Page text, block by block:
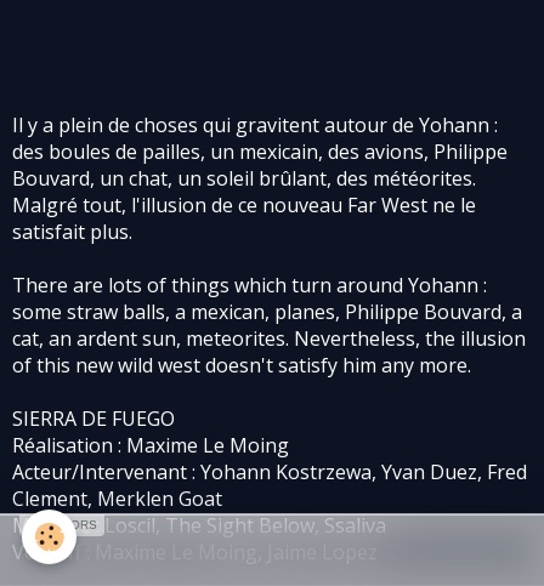
Il y a plein de choses qui gravitent autour de Yohann :
des boules de pailles, un mexicain, des avions, Philippe
Bouvard, un chat, un soleil brûlant, des météorites.
Malgré tout, l'illusion de ce nouveau Far West ne le
satisfait plus.
There are lots of things which turn around Yohann :
some straw balls, a mexican, planes, Philippe Bouvard, a
cat, an ardent sun, meteorites. Nevertheless, the illusion
of this new wild west doesn't satisfy him any more.
SIERRA DE FUEGO
Réalisation : Maxime Le Moing
Acteur/Intervenant : Yohann Kostrzewa, Yvan Duez, Fred
Clement, Merklen Goat
Musique : Loscil, The Sight Below, Ssaliva
Voix off : Maxime Le Moing, Jaime Lopez
SPONSORS